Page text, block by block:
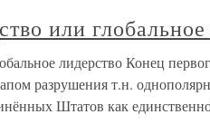
или глобальное
лидерство Конец
разрушения т.н.
Штатов как